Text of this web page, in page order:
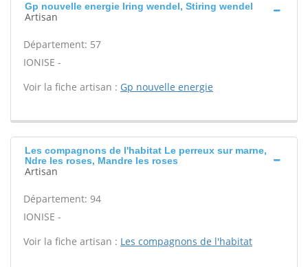
Gp nouvelle energie Iring wendel, Stiring wendel
Artisan
Département: 57
IONISE -
Voir la fiche artisan : Gp nouvelle energie
Les compagnons de l'habitat Le perreux sur marne,
Ndre les roses, Mandre les roses
Artisan
Département: 94
IONISE -
Voir la fiche artisan : Les compagnons de l'habitat